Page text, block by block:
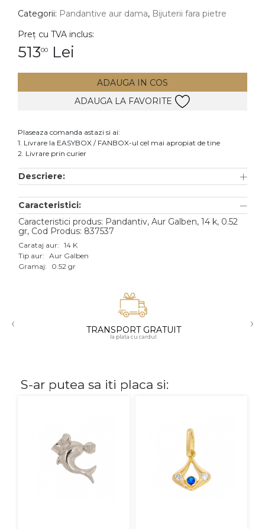
Inele
Cercei
Bratari
Lanturi
Pandantive
Accesorii
Aur galben
Aur alb
Aur roz
Cu pietre
Categorii: Pandantive aur dama, Bijuterii fara pietre
Preț cu TVA inclus:
51300 Lei
ADAUGA IN COS
ADAUGA LA FAVORITE
Plaseaza comanda astazi si ai:
1. Livrare la EASYBOX / FANBOX-ul cel mai apropiat de tine
2. Livrare prin curier
Descriere:
Caracteristici:
Caracteristici produs: Pandantiv, Aur Galben, 14 k, 0.52
gr, Cod Produs: 837537
Carataj aur: 14 K
Tip aur: Aur Galben
Gramaj:
0.52 gr
‹ TRANSPORT GRATUIT
la plata cu cardul
›
S-ar putea sa iti placa si: